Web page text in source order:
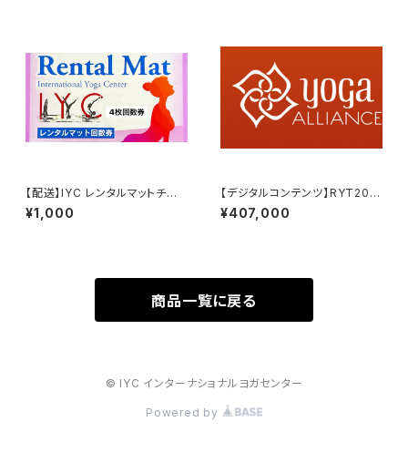
【配送】IYC レンタルマットチケッ
ト：4回券
¥1,000
【デジタルコンテンツ】RYT200/
300全米ヨガアライアンス認定
講座
¥407,000
商品一覧に戻る
© IYC インターナショナルヨガセンター
Powered by